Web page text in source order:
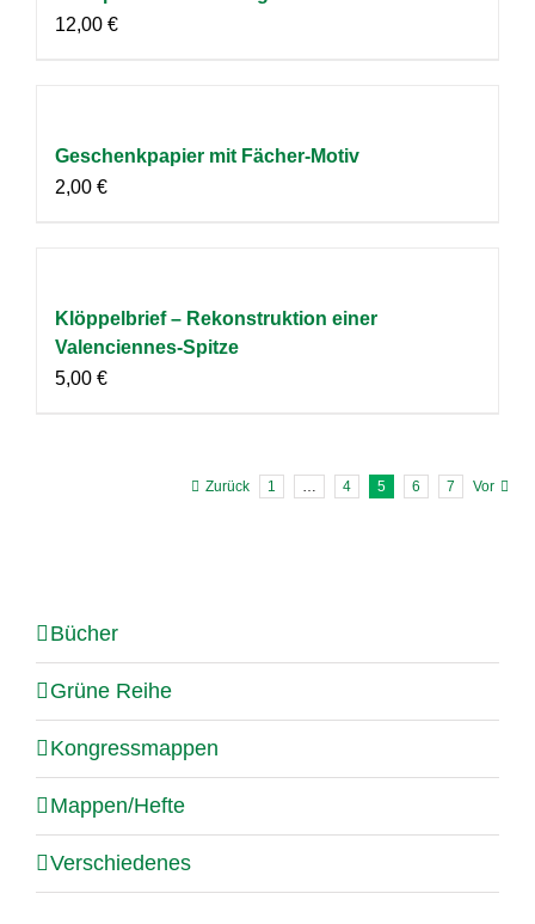
12,00 €
Geschenkpapier mit Fächer-Motiv
2,00 €
Klöppelbrief – Rekonstruktion einer
Valenciennes-Spitze
5,00 €
Zurück 1 4 5 6 7 Vor
Bücher
Grüne Reihe
Kongressmappen
Mappen/Hefte
Verschiedenes